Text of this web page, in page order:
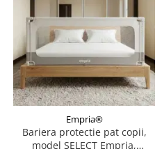
Empria®
Bariera protectie pat copii,
model SELECT Empria,